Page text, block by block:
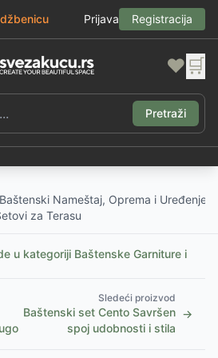
Prijava Registracija
❤️ 🛒
Pretraži
Nameštaj, Oprema i Uređenje
za Terasu
u kategoriji Baštenske Garniture i
Sledeći proizvod
Baštenski set Cento Savršen
spoj udobnosti i stila
→